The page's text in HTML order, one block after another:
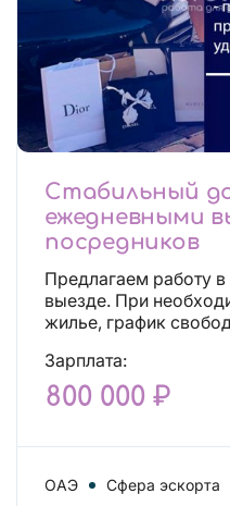
Стабильный
ежедневными
посредников
Предлагаем работу в
выезде. При необходимости предоставляем
жилье, график
Зарплата:
800 000 ₽
ОАЭ Сфера эскорта